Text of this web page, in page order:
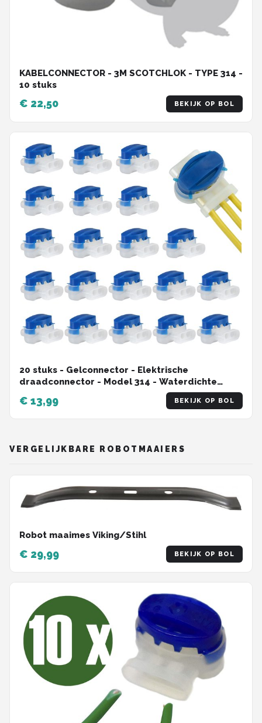
KABELCONNECTOR - 3M SCOTCHLOK - TYPE 314 -
10 stuks
€ 22,50 BEKIJK OP BOL
20 stuks - Gelconnector - Elektrische
draadconnector - Model 314 - Waterdichte
kabelklem - Geschikt voor robotmaaiers /
irrigatietoepassingen / tuinen / buiten / auto's
€ 13,99 BEKIJK OP BOL
VERGELIJKBARE ROBOTMAAIERS
Robot maaimes Viking/Stihl
€ 29,99 BEKIJK OP BOL